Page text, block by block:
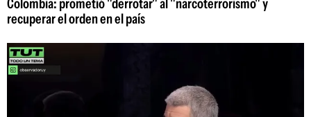
recuperar el orden en el país